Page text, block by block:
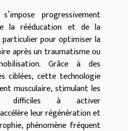
progressivement
la rééducation et de la
particulier pour optimiser la
après un traumatisme ou
Grâce à des
ciblées, cette technologie
musculaire, stimulant les
difficiles à activer
leur régénération et
phénomène fréquent